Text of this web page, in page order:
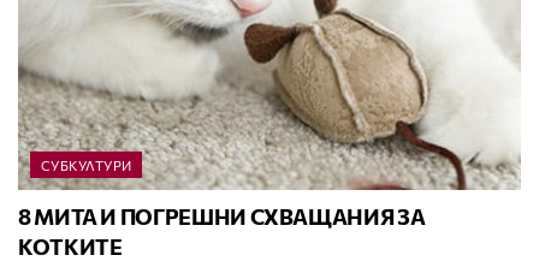
СУБКУЛТУРИ
8 МИТА И ПОГРЕШНИ СХВАЩАНИЯ ЗА
КОТКИТЕ